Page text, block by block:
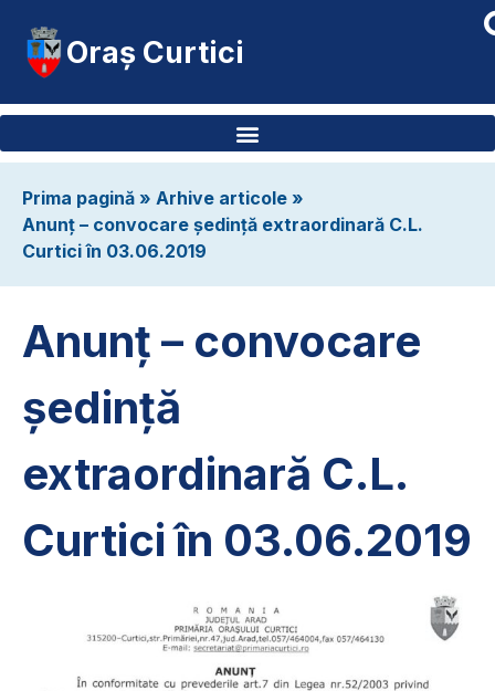
Oraș Curtici
Prima pagină » Arhive articole »
Anunț – convocare ședință extraordinară C.L.
Curtici în 03.06.2019
Anunț – convocare
ședință
extraordinară C.L.
Curtici în 03.06.2019